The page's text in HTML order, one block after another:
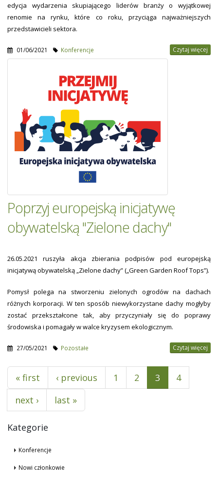
edycja wydarzenia skupiającego liderów branży o wyjątkowej
renomie na rynku, które co roku, przyciąga najważniejszych
przedstawicieli sektora.
01/06/2021 Konferencje Czytaj więcej
Poprzyj europejską inicjatywę
obywatelską "Zielone dachy"
26.05.2021 ruszyła akcja zbierania podpisów pod europejską
inicjatywą obywatelską „Zielone dachy” („Green Garden Roof Tops”).
Pomysł polega na stworzeniu zielonych ogrodów na dachach
różnych korporacji. W ten sposób niewykorzystane dachy mogłyby
zostać przekształcone tak, aby przyczyniały się do poprawy
środowiska i pomagały w walce kryzysem ekologicznym.
27/05/2021 Pozostałe Czytaj więcej
Pages
« first ‹ previous 1 2 3
4
next ›
last »
Kategorie
Konferencje
Nowi członkowie